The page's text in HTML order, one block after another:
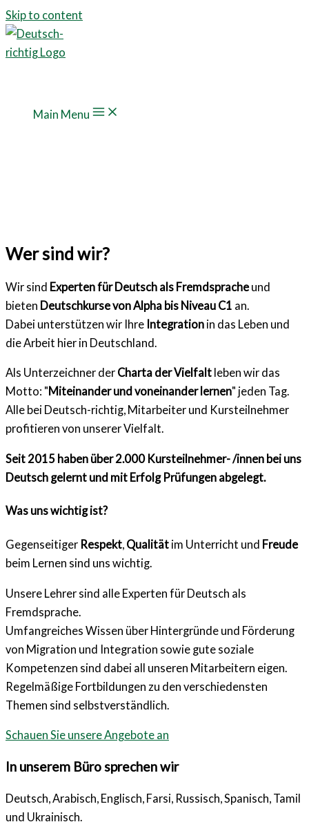
Skip to content
Main Menu
Wer sind wir?
Wir sind Experten für Deutsch als Fremdspracheund
bieten Deutschkurse von Alpha bis Niveau C1 an.
Dabei unterstützen wir Ihre Integration in das Leben und
die Arbeit hier in Deutschland.
Als Unterzeichner der Charta der Vielfalt leben wir das
Motto: "Miteinander und voneinander lernen" jeden Tag.
Alle bei Deutsch-richtig, Mitarbeiter und Kursteilnehmer
profitieren von unserer Vielfalt.
Seit 2015 haben über 2.000 Kursteilnehmer- /innen bei uns
Deutsch gelernt und mit Erfolg Prüfungen abgelegt.
Was uns wichtig ist?
Gegenseitiger Respekt, Qualität im Unterricht und Freude
beim Lernen sind uns wichtig.
Unsere Lehrer sind alle Experten für Deutsch als
Fremdsprache.
Umfangreiches Wissen über Hintergründe und Förderung
von Migration und Integration sowie gute soziale
Kompetenzen sind dabei all unseren Mitarbeitern eigen.
Regelmäßige Fortbildungen zu den verschiedensten
Themen sind selbstverständlich.
Schauen Sie unsere Angebote an
In unserem Büro sprechen wir
Deutsch, Arabisch, Englisch, Farsi, Russisch, Spanisch, Tamil
und Ukrainisch.